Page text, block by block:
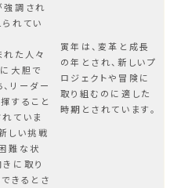
強調され
れてい
れた人々
大胆で
リーダー
すること
ていま
しい挑戦
難な状
に取り
きるとさ
寅年は、変革と成長
の年とされ、新しいプ
ロジェクトや冒険に
取り組むのに適した
時期とされています。